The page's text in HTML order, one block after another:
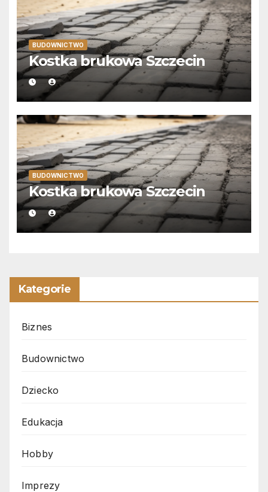
BUDOWNICTWO
Kostka brukowa Szczecin
BUDOWNICTWO
Kostka brukowa Szczecin
Kategorie
Biznes
Budownictwo
Dziecko
Edukacja
Hobby
Imprezy